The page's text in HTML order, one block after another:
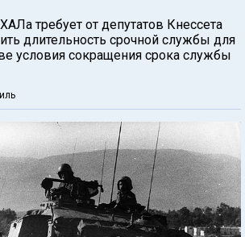
требует от депутатов Кнессета
длительность срочной службы для
условия сокращения срока службы